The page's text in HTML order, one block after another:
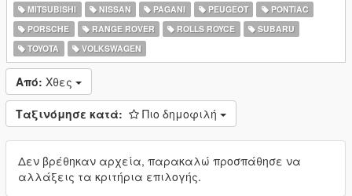
MITSUBISHI
NISSAN PAGANI PEUGEOT
PONTIAC
PORSCHE
RANGE ROVER ROLLS ROYCE
SUBARU
TOYOTA
VOLKSWAGEN
Από: Χθες
Ταξινόμησε κατά: Πιο δημοφιλή
Δεν βρέθηκαν αρχεία, παρακαλώ προσπάθησε να
αλλάξεις τα κριτήρια επιλογής.